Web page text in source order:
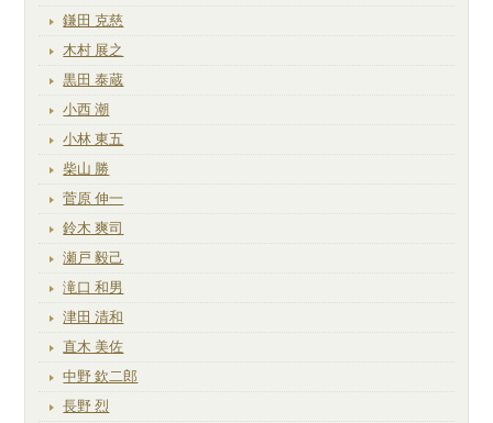
鎌田 克慈
木村 展之
黒田 泰蔵
小西 潮
小林 東五
柴山 勝
菅原 伸一
鈴木 爽司
瀬戸 毅己
滝口 和男
津田 清和
直木 美佐
中野 欽二郎
長野 烈